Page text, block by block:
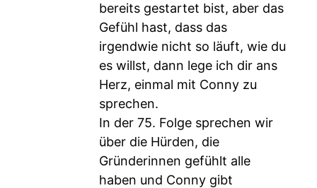
bereits gestartet bist, aber das
Gefühl hast, dass das
irgendwie nicht so läuft, wie du
es willst, dann lege ich dir ans
Herz, einmal mit Conny zu
sprechen.
In der 75. Folge sprechen wir
über die Hürden, die
Gründerinnen gefühlt alle
haben und Conny gibt